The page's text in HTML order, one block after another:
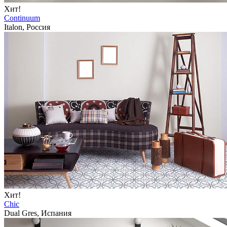
Хит!
Continuum
Italon, Россия
Хит!
Chic
Dual Gres, Испания